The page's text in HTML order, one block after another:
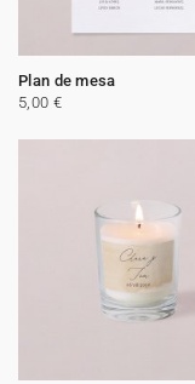
Plan de mesa
5,00 €